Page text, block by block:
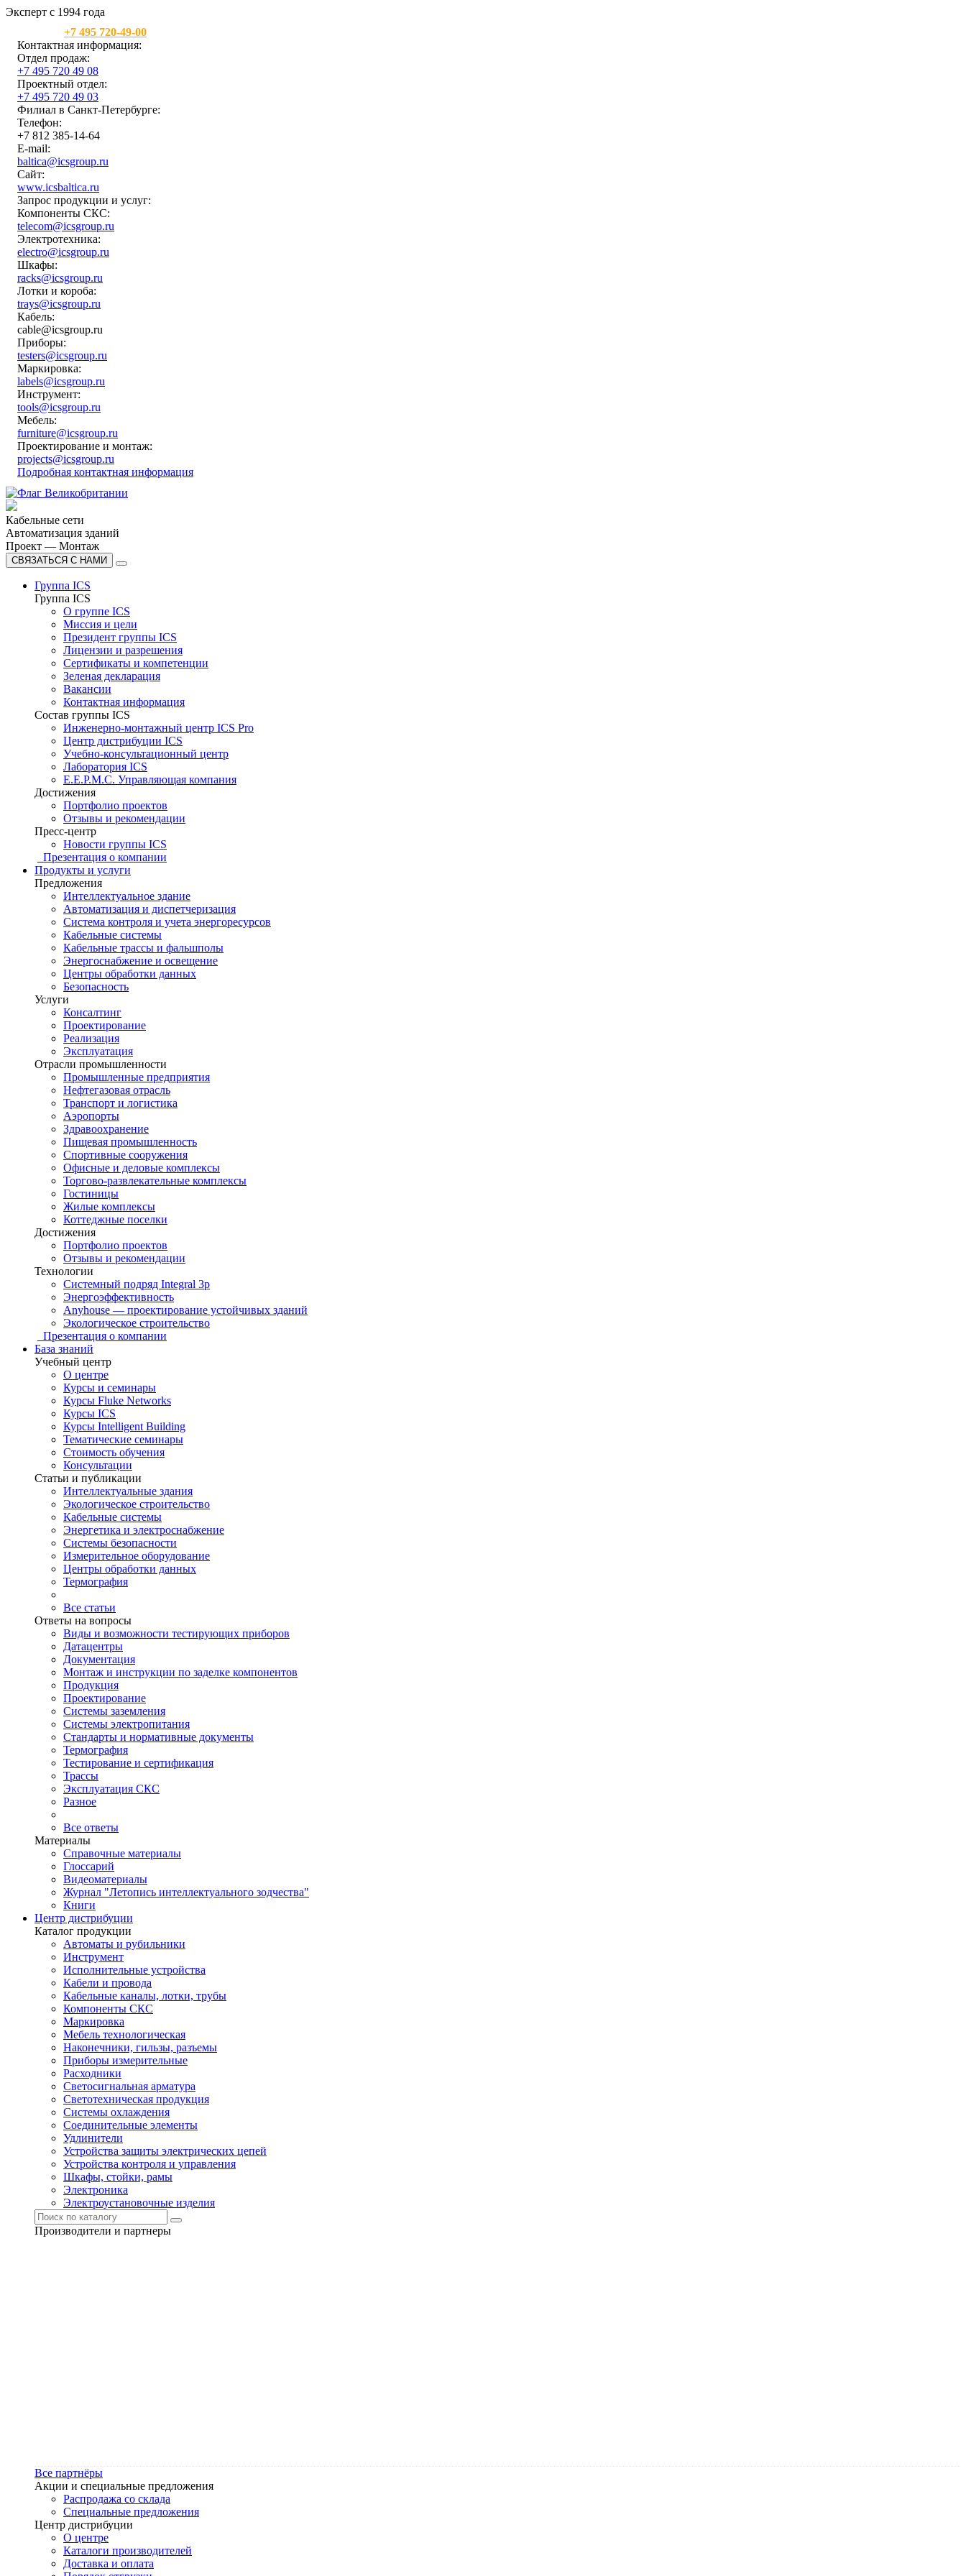
Эксперт с 1994 года
+7 495 720-49-00
Контактная информация:
Отдел продаж:
+7 495 720 49 08
Проектный отдел:
+7 495 720 49 03
Филиал в Санкт-Петербурге:
Телефон:
+7 812 385-14-64
E-mail:
baltica@icsgroup.ru
Сайт:
www.icsbaltica.ru
Запрос продукции и услуг:
Компоненты СКС:
telecom@icsgroup.ru
Электротехника:
electro@icsgroup.ru
Шкафы:
racks@icsgroup.ru
Лотки и короба:
trays@icsgroup.ru
Кабель:
cable@icsgroup.ru
Приборы:
testers@icsgroup.ru
Маркировка:
labels@icsgroup.ru
Инструмент:
tools@icsgroup.ru
Мебель:
furniture@icsgroup.ru
Проектирование и монтаж:
projects@icsgroup.ru
Подробная контактная информация
Кабельные сети
Автоматизация зданий
Проект — Монтаж
СВЯЗАТЬСЯ С НАМИ
Группа ICS
Группа ICS
О группе ICS
Миссия и цели
Президент группы ICS
Лицензии и разрешения
Сертификаты и компетенции
Зеленая декларация
Вакансии
Контактная информация
Состав группы ICS
Инженерно-монтажный центр ICS Pro
Центр дистрибуции ICS
Учебно-консультационный центр
Лаборатория ICS
E.E.P.M.C. Управляющая компания
Достижения
Портфолио проектов
Отзывы и рекомендации
Пресс-центр
Новости группы ICS
Презентация о компании
Продукты и услуги
Предложения
Интеллектуальное здание
Автоматизация и диспетчеризация
Система контроля и учета энергоресурсов
Кабельные системы
Кабельные трассы и фальшполы
Энергоснабжение и освещение
Центры обработки данных
Безопасность
Услуги
Консалтинг
Проектирование
Реализация
Эксплуатация
Отрасли промышленности
Промышленные предприятия
Нефтегазовая отрасль
Транспорт и логистика
Аэропорты
Здравоохранение
Пищевая промышленность
Спортивные сооружения
Офисные и деловые комплексы
Торгово-развлекательные комплексы
Гостиницы
Жилые комплексы
Коттеджные поселки
Достижения
Портфолио проектов
Отзывы и рекомендации
Технологии
Системный подряд Integral 3p
Энергоэффективность
Anyhouse — проектирование устойчивых зданий
Экологическое строительство
Презентация о компании
База знаний
Учебный центр
О центре
Курсы и семинары
Курсы Fluke Networks
Курсы ICS
Курсы Intelligent Building
Тематические семинары
Стоимость обучения
Консультации
Статьи и публикации
Интеллектуальные здания
Экологическое строительство
Кабельные системы
Энергетика и электроснабжение
Системы безопасности
Измерительное оборудование
Центры обработки данных
Термография
Все статьи
Ответы на вопросы
Виды и возможности тестирующих приборов
Датацентры
Документация
Монтаж и инструкции по заделке компонентов
Продукция
Проектирование
Системы заземления
Системы электропитания
Стандарты и нормативные документы
Термография
Тестирование и сертификация
Трассы
Эксплуатация СКС
Разное
Все ответы
Материалы
Справочные материалы
Глоссарий
Видеоматериалы
Журнал "Летопись интеллектуального зодчества"
Книги
Центр дистрибуции
Каталог продукции
Автоматы и рубильники
Инструмент
Исполнительные устройства
Кабели и провода
Кабельные каналы, лотки, трубы
Компоненты СКС
Маркировка
Мебель технологическая
Наконечники, гильзы, разъемы
Приборы измерительные
Расходники
Светосигнальная арматура
Светотехническая продукция
Системы охлаждения
Соединительные элементы
Удлинители
Устройства защиты электрических цепей
Устройства контроля и управления
Шкафы, стойки, рамы
Электроника
Электроустановочные изделия
Производители и партнеры
Все партнёры
Акции и специальные предложения
Распродажа со склада
Специальные предложения
Центр дистрибуции
О центре
Каталоги производителей
Доставка и оплата